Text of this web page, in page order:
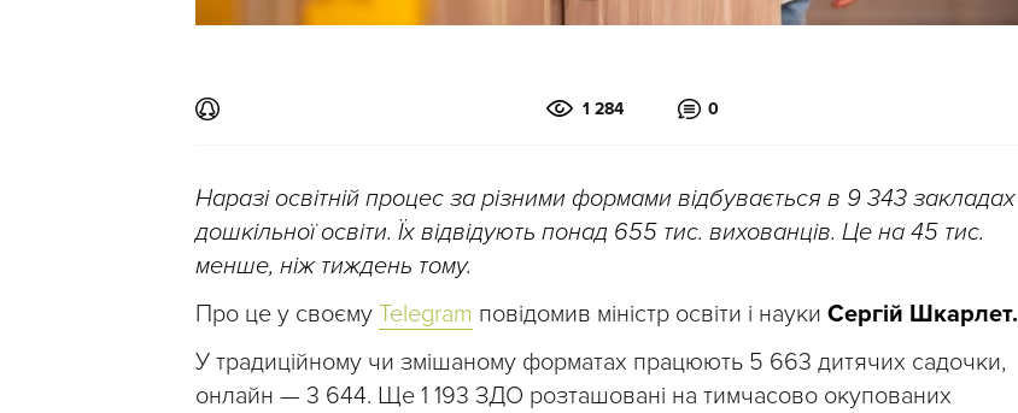
1 284 0
Наразі освітній процес за різними формами відбувається в 9 343 закладах
дошкільної освіти. Їх відвідують понад 655 тис. вихованців. Це на 45 тис.
менше, ніж тиждень тому.
Про це у своєму Telegram повідомив міністр освіти і науки Сергій Шкарлет.
У традиційному чи змішаному форматах працюють 5 663 дитячих садочки,
онлайн — 3 644. Ще 1 193 ЗДО розташовані на тимчасово окупованих